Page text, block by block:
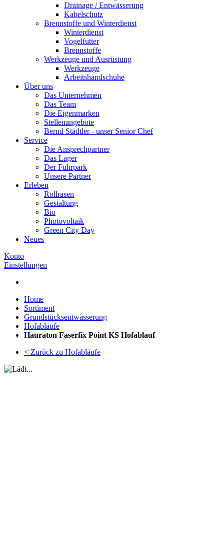
Drainage / Entwässerung
Kabelschutz
Brennstoffe und Winterdienst
Winterdienst
Vogelfutter
Brennstoffe
Werkzeuge und Ausrüstung
Werkzeuge
Arbeitshandschuhe
Über uns
Das Unternehmen
Das Team
Die Eigenmarken
Stellenangebote
Bernd Städtler - unser Senior Chef
Service
Die Ansprechpartner
Das Lager
Der Fuhrpark
Unsere Partner
Erleben
Rollrasen
Gestaltung
Bio
Photovoltaik
Green City Day
Neues
Konto
Einstellungen
Home
Sortiment
Grundstücksentwässerung
Hofabläufe
Hauraton Faserfix Point KS Hofablauf
< Zurück zu Hofabläufe